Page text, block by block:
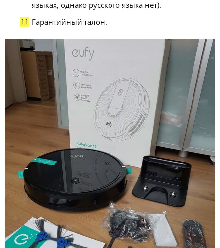
языках, однако русского языка нет).
Гарантийный талон.